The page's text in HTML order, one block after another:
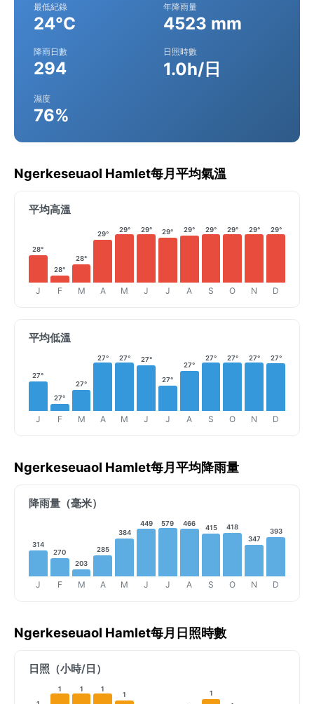
最低紀錄
24°C
年降雨量
4523 mm
降雨日數
294
日照時數
1.0h/日
濕度
76%
Ngerkeseuaol Hamlet每月平均氣溫
平均高溫
28°
J
28°
F
28°
M
29°
A
29°
M
29°
J
29°
J
29°
A
29°
S
29°
O
29°
N
29°
D
平均低溫
27°
J
27°
F
27°
M
27°
A
27°
M
27°
J
27°
J
27°
A
27°
S
27°
O
27°
N
27°
D
Ngerkeseuaol Hamlet每月平均降雨量
降雨量（毫米）
314
J
270
F
203
M
285
A
384
M
449
J
579
J
466
A
415
S
418
O
347
N
393
D
Ngerkeseuaol Hamlet每月日照時數
日照（小時/日）
1 1 1
1 1